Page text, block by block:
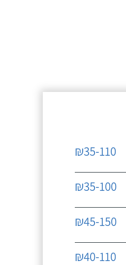
₪35-110
₪35-100
₪45-150
₪40-110